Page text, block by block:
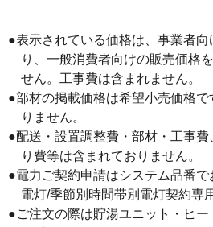
●表示されている価格は、事業者
り、一般消費者向けの販売価格
せん。工事費は含まれません。
●部材の掲載価格は希望小売価格
りません。
●配送・設置調整費・部材・工事
り費等は含まれておりません。
●電力ご契約申請はシステム品番で
電灯/季節別時間帯別電灯契約専
●ご注文の際は貯湯ユニット・ヒー